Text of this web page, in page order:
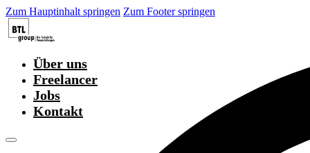
Zum Hauptinhalt springen Zum Footer springen
Über uns
Freelancer
Jobs
Kontakt